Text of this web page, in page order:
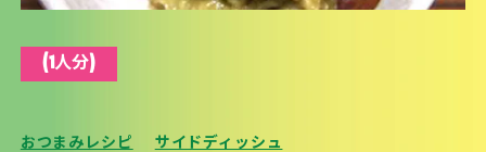
(1人分)
おつまみレシピ サイドディッシュ